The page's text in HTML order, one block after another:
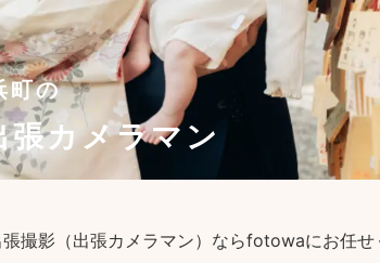
町の
張カメラマン
撮影（出張カメラマン）ならfotowaにお任せ